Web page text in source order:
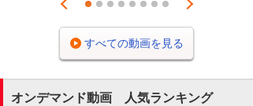
1 2 3 4 5 6 7 8
すべての動画を見る
オンデマンド動画 人気ランキング